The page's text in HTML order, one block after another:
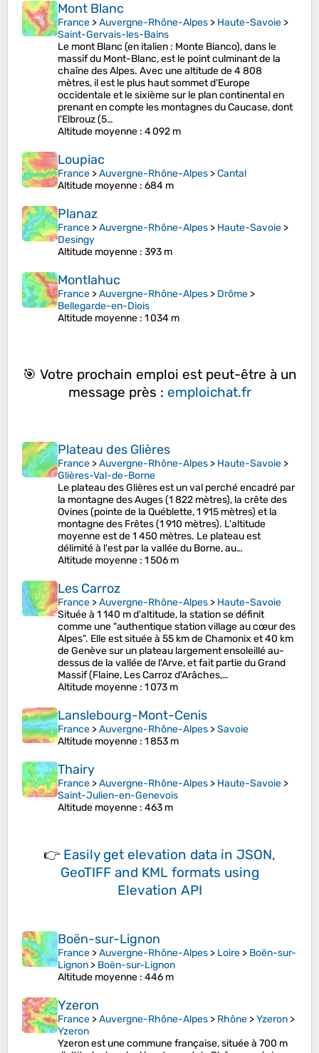
Mont Blanc
France >Auvergne-Rhône-Alpes > Haute-Savoie >
Saint-Gervais-les-Bains
Le mont Blanc (en italien : Monte Bianco), dans le
massif du Mont-Blanc, est le point culminant de la
chaîne des Alpes. Avec une altitude de 4 808
mètres, il est le plus haut sommet d'Europe
occidentale et le sixième sur le plan continental en
prenant en compte les montagnes du Caucase, dont
l'Elbrouz (5…
Altitude moyenne : 4 092 m
Loupiac
France >Auvergne-Rhône-Alpes >Cantal
Altitude moyenne : 684 m
Planaz
France >Auvergne-Rhône-Alpes > Haute-Savoie >
Desingy
Altitude moyenne : 393 m
Montlahuc
France >Auvergne-Rhône-Alpes > Drôme >
Bellegarde-en-Diois
Altitude moyenne : 1 034 m
🎯 Votre prochain emploi est peut-être à un
message près : emploichat.fr
Plateau des Glières
France >Auvergne-Rhône-Alpes > Haute-Savoie >
Glières-Val-de-Borne
Le plateau des Glières est un val perché encadré par
la montagne des Auges (1 822 mètres), la crête des
Ovines (pointe de la Québlette, 1 915 mètres) et la
montagne des Frêtes (1 910 mètres). L'altitude
moyenne est de 1 450 mètres. Le plateau est
délimité à l'est par la vallée du Borne, au…
Altitude moyenne : 1 506 m
Les Carroz
France >Auvergne-Rhône-Alpes > Haute-Savoie
Située à 1 140 m d'altitude, la station se définit
comme une "authentique station village au cœur des
Alpes". Elle est située à 55 km de Chamonix et 40 km
de Genève sur un plateau largement ensoleillé au-
dessus de la vallée de l'Arve, et fait partie du Grand
Massif (Flaine, Les Carroz d'Arâches,…
Altitude moyenne : 1 073 m
Lanslebourg-Mont-Cenis
France >Auvergne-Rhône-Alpes >Savoie
Altitude moyenne : 1 853 m
Thairy
France >Auvergne-Rhône-Alpes > Haute-Savoie >
Saint-Julien-en-Genevois
Altitude moyenne : 463 m
👉 Easily get elevation data in JSON,
GeoTIFF and KML formats using
Elevation API
Boën-sur-Lignon
France >Auvergne-Rhône-Alpes > Loire > Boën-sur-
Lignon > Boën-sur-Lignon
Altitude moyenne : 446 m
Yzeron
France >Auvergne-Rhône-Alpes > Rhône >Yzeron >
Yzeron
Yzeron est une commune française, située à 700 m